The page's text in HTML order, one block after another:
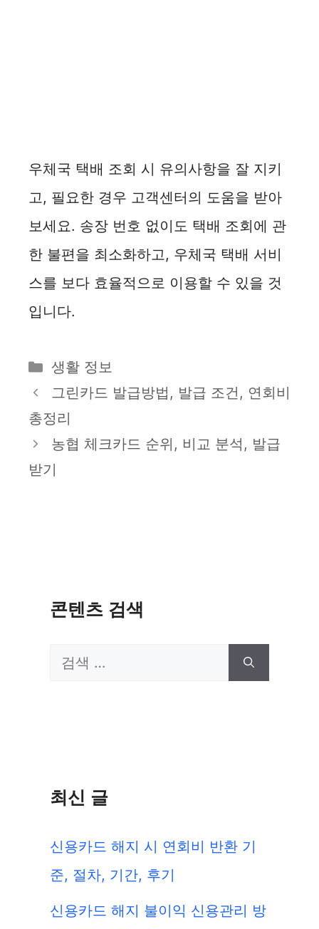
우체국 택배 조회 시 유의사항을 잘 지키
고, 필요한 경우 고객센터의 도움을 받아
보세요. 송장 번호 없이도 택배 조회에 관
한 불편을 최소화하고, 우체국 택배 서비
스를 보다 효율적으로 이용할 수 있을 것
입니다.
카
테
리
생활 정보
그린카드 발급방법, 발급 조건, 연회비
총정리
농협 체크카드 순위, 비교 분석, 발급
받기
콘텐츠 검색
검
최신 글
신용카드 해지 시 연회비 반환 기
준, 절차, 기간, 후기
신용카드 해지 불이익 신용관리 방